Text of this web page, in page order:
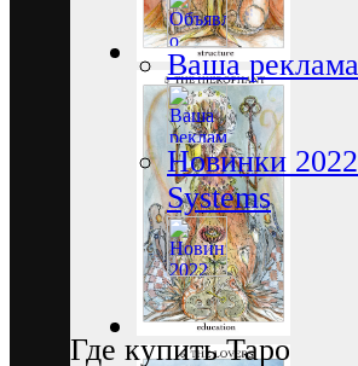
Ваша
Новинки
Systems
Где купить Таро